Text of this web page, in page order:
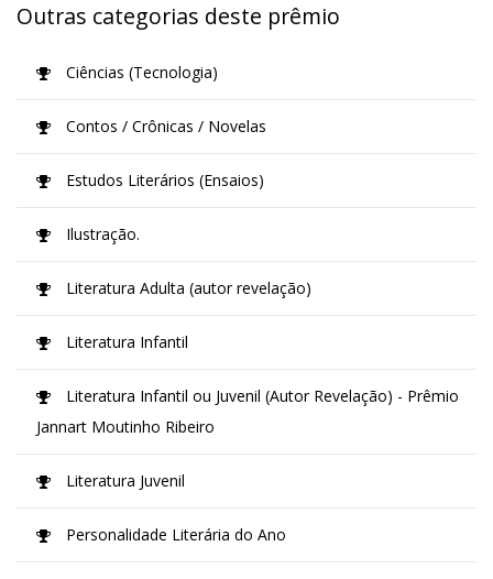
Outras categorias deste prêmio
Ciências (Tecnologia)
Contos / Crônicas / Novelas
Estudos Literários (Ensaios)
Ilustração.
Literatura Adulta (autor revelação)
Literatura Infantil
Literatura Infantil ou Juvenil (Autor Revelação) - Prêmio
Jannart Moutinho Ribeiro
Literatura Juvenil
Personalidade Literária do Ano